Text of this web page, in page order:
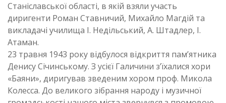
Станіславської області, в якій взяли участь
диригенти Роман Ставничий, Михайло Магдій та
викладачі училища І. Недільський, А. Штадлер, І.
Атаман.
23 травня 1943 року відбулося відкриття пам’ятника
Денису Січинському. З усієї Галичини з’їхалися хори
«Баяни», диригував зведеним хором проф. Микола
Колесса. До великого зібрання народу і музичної